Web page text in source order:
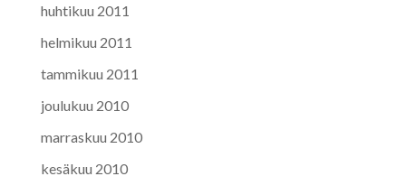
huhtikuu 2011
helmikuu 2011
tammikuu 2011
joulukuu 2010
marraskuu 2010
kesäkuu 2010